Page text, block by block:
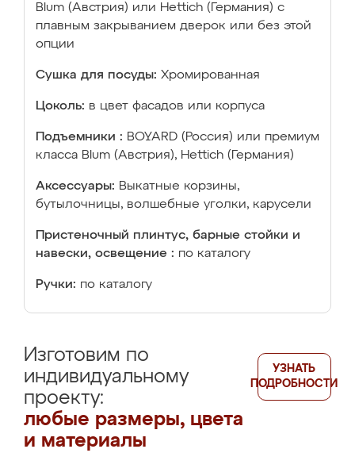
Blum (Австрия) или Hettich (Германия) с
плавным закрыванием дверок или без этой
опции
Сушка для посуды: Хромированная
Цоколь: в цвет фасадов или корпуса
Подъемники : BOYARD (Россия) или премиум
класса Blum (Австрия), Hettich (Германия)
Аксессуары: Выкатные корзины,
бутылочницы, волшебные уголки, карусели
Пристеночный плинтус, барные стойки и
навески, освещение : по каталогу
Ручки: по каталогу
Изготовим по
индивидуальному
проекту:
любые размеры, цвета
и материалы
УЗНАТЬ
ПОДРОБНОСТИ